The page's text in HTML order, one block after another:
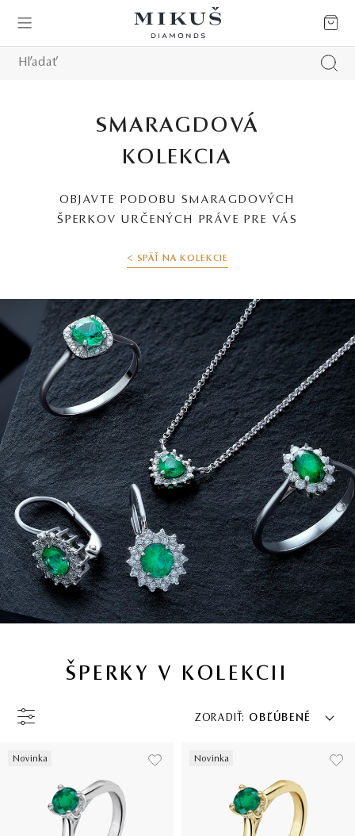
SMARAGDOVÁ
KOLEKCIA
OBJAVTE PODOBU SMARAGDOVÝCH
ŠPERKOV URČENÝCH PRÁVE PRE VÁS
< SPÄŤ NA KOLEKCIE
ŠPERKY V KOLEKCII
ZORADIŤ: OBĽÚBENÉ
Novinka Novinka